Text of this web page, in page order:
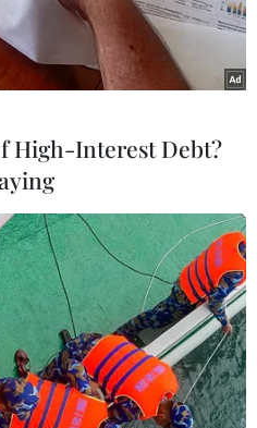
AFP/TTXVN)
thành phố Seoul thông
High-Interest Debt?